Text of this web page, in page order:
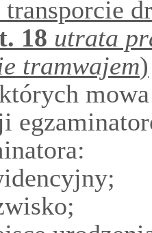
transporcie
18 utrata
tramwajem)